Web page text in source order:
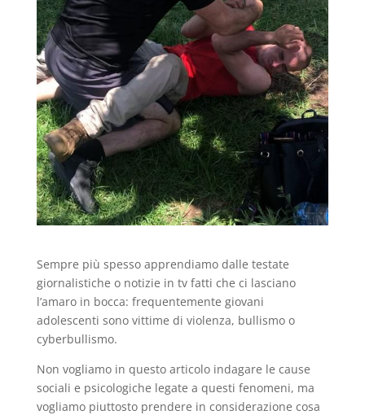
Sempre più spesso apprendiamo dalle testate
giornalistiche o notizie in tv fatti che ci lasciano
l’amaro in bocca: frequentemente giovani
adolescenti sono vittime di violenza, bullismo o
cyberbullismo.
Non vogliamo in questo articolo indagare le cause
sociali e psicologiche legate a questi fenomeni, ma
vogliamo piuttosto prendere in considerazione cosa